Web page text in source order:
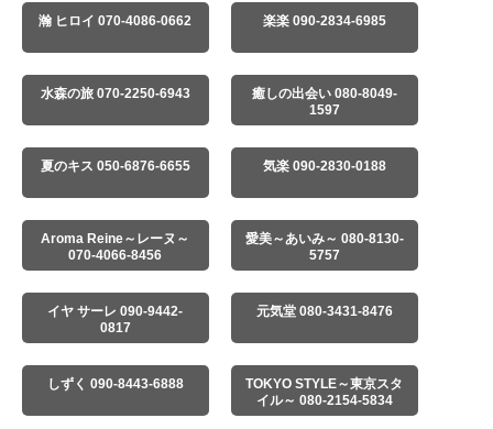
瀚 ヒロイ 070-4086-0662 楽楽 090-2834-6985
水森の旅 070-2250-6943
癒しの出会い 080-8049-
1597
夏のキス 050-6876-6655 気楽 090-2830-0188
Aroma Reine～レーヌ～
070-4066-8456
愛美～あいみ～ 080-8130-
5757
イヤ サーレ 090-9442-
0817
元気堂 080-3431-8476
しずく 090-8443-6888
TOKYO STYLE～東京スタ
イル～ 080-2154-5834